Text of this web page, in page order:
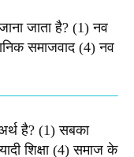
जाता है? (1) नव
समाजवाद (4) नव
है? (1) सबका
शिक्षा (4) समाज के